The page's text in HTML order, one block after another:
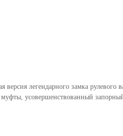
версия легендарного замка
усовершенствованный